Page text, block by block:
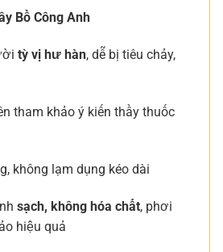
Bồ Công Anh
tỳ vị hư hàn, dễ bị tiêu chảy,
tham khảo ý kiến thầy thuốc
không lạm dụng kéo dài
sạch, không hóa chất, phơi
hiệu quả